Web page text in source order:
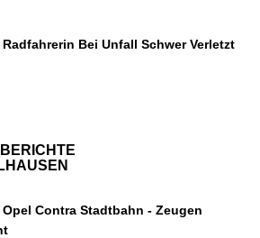
Radfahrerin Bei Unfall Schwer Verletzt
Opel Contra Stadtbahn - Zeugen